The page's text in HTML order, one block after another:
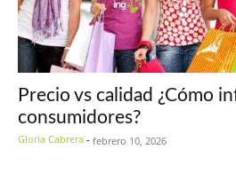
Precio vs calidad ¿Cómo
consumidores?
Gloria Cabrera - febrero 10, 2026